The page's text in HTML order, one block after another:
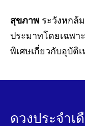
สุขภาพ ระวังหกล้
ประมาทโดยเฉพา
พิเศษเกี่ยวกับอุบัติเ
ดวงประจำเ